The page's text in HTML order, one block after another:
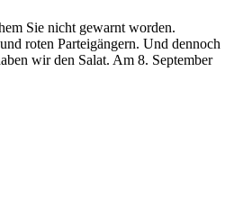
Sie nicht gewarnt worden.
roten Parteigängern. Und dennoch
wir den Salat. Am 8. September